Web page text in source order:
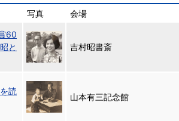
写真 会場
60
と
吉村昭書斎
読
山本有三記念館